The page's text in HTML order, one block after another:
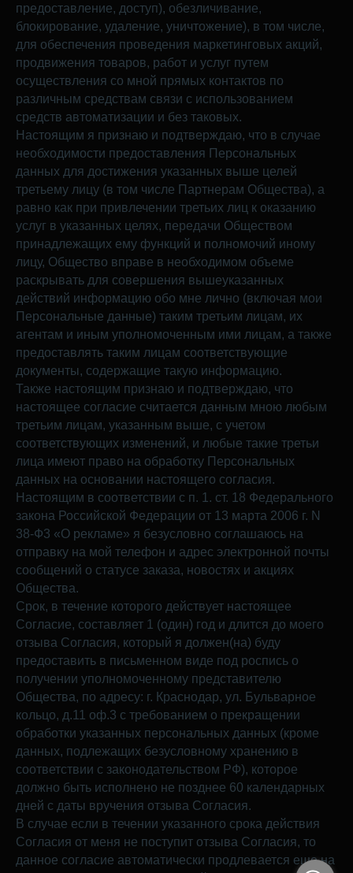
предоставление, доступ), обезличивание,
блокирование, удаление, уничтожение), в том числе,
для обеспечения проведения маркетинговых акций,
продвижения товаров, работ и услуг путем
осуществления со мной прямых контактов по
различным средствам связи с использованием
средств автоматизации и без таковых.
Настоящим я признаю и подтверждаю, что в случае
необходимости предоставления Персональных
данных для достижения указанных выше целей
третьему лицу (в том числе Партнерам Общества), а
равно как при привлечении третьих лиц к оказанию
услуг в указанных целях, передачи Обществом
принадлежащих ему функций и полномочий иному
лицу, Общество вправе в необходимом объеме
раскрывать для совершения вышеуказанных
действий информацию обо мне лично (включая мои
Персональные данные) таким третьим лицам, их
агентам и иным уполномоченным ими лицам, а также
предоставлять таким лицам соответствующие
документы, содержащие такую информацию.
Также настоящим признаю и подтверждаю, что
настоящее согласие считается данным мною любым
третьим лицам, указанным выше, с учетом
соответствующих изменений, и любые такие третьи
лица имеют право на обработку Персональных
данных на основании настоящего согласия.
Настоящим в соответствии с п. 1. ст. 18 Федерального
закона Российской Федерации от 13 марта 2006 г. N
38-Ф3 «О рекламе» я безусловно соглашаюсь на
отправку на мой телефон и адрес электронной почты
сообщений о статусе заказа, новостях и акциях
Общества.
Срок, в течение которого действует настоящее
Согласие, составляет 1 (один) год и длится до моего
отзыва Согласия, который я должен(на) буду
предоставить в письменном виде под роспись о
получении уполномоченному представителю
Общества, по адресу: г. Краснодар, ул. Бульварное
кольцо, д.11 оф.3 с требованием о прекращении
обработки указанных персональных данных (кроме
данных, подлежащих безусловному хранению в
соответствии с законодательством РФ), которое
должно быть исполнено не позднее 60 календарных
дней с даты вручения отзыва Согласия.
В случае если в течении указанного срока действия
Согласия от меня не поступит отзыва Согласия, то
данное согласие автоматически продлевается еще на